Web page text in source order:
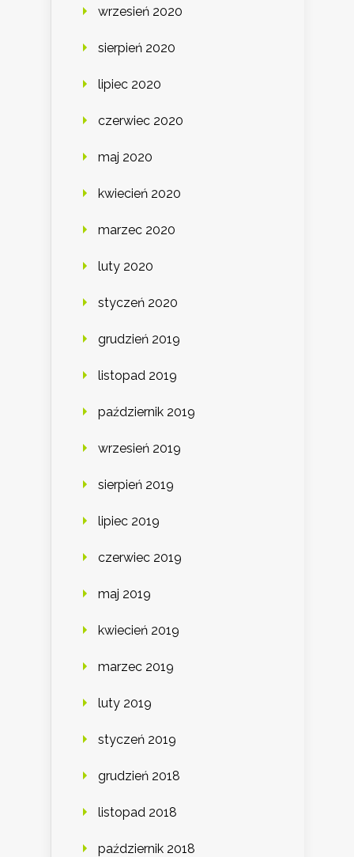
wrzesień 2020
sierpień 2020
lipiec 2020
czerwiec 2020
maj 2020
kwiecień 2020
marzec 2020
luty 2020
styczeń 2020
grudzień 2019
listopad 2019
październik 2019
wrzesień 2019
sierpień 2019
lipiec 2019
czerwiec 2019
maj 2019
kwiecień 2019
marzec 2019
luty 2019
styczeń 2019
grudzień 2018
listopad 2018
październik 2018